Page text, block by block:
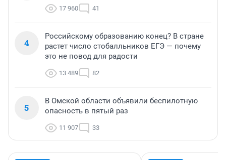
17 960 41
4
Российскому образованию конец? В стране
растет число стобалльников ЕГЭ — почему
это не повод для радости
13 489 82
5
В Омской области объявили беспилотную
опасность в пятый раз
11 907 33